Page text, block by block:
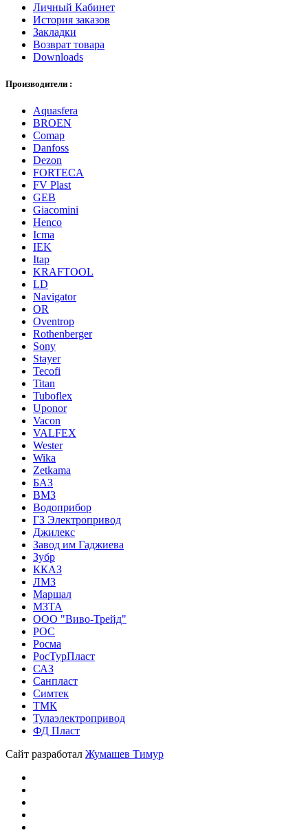
Личный Кабинет
История заказов
Закладки
Возврат товара
Downloads
Производители :
Aquasfera
BROEN
Comap
Danfoss
Dezon
FORTECA
FV Plast
GEB
Giacomini
Henco
Icma
IEK
Itap
KRAFTOOL
LD
Navigator
OR
Oventrop
Rothenberger
Sony
Stayer
Tecofi
Titan
Tuboflex
Uponor
Vacon
VALFEX
Wester
Wika
Zetkama
БАЗ
ВМЗ
Водоприбор
ГЗ Электропривод
Джилекс
Завод им Гаджиева
Зубр
ККАЗ
ЛМЗ
Маршал
МЗТА
ООО "Виво-Трейд"
РОС
Росма
РосТурПласт
САЗ
Санпласт
Симтек
ТМК
Тулаэлектропривод
ФД Пласт
Сайт разработал Жумашев Тимур